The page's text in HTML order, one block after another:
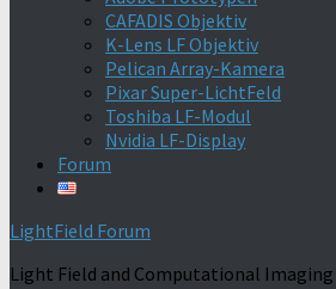
CAFADIS Objektiv
K-Lens LF Objektiv
Pelican Array-Kamera
Pixar Super-LichtFeld
Toshiba LF-Modul
Nvidia LF-Display
Forum
LightField Forum
Light Field and Computational Imaging